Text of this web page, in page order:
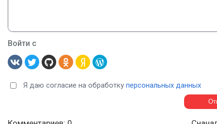
Войти с
Я даю согласие на обработку персональных данных